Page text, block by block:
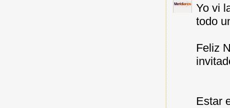
Yo vi
todo
Feliz
Estar